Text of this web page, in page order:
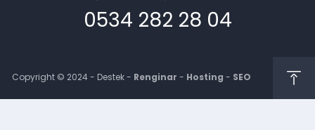
0534 282 28 04
Copyright © 2024 - Destek - Renginar - Hosting - SEO